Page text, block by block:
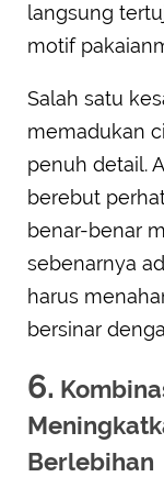
langsung
motif
Salah satu
memadukan
penuh detail.
berebut
benar-benar
sebenarnya
harus
bersinar
6.
Berlebihan